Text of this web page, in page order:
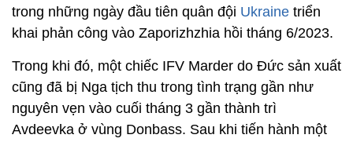
trong những ngày đầu tiên quân đội Ukraine triển
khai phản công vào Zaporizhzhia hồi tháng 6/2023.
Trong khi đó, một chiếc IFV Marder do Đức sản xuất
cũng đã bị Nga tịch thu trong tình trạng gần như
nguyên vẹn vào cuối tháng 3 gần thành trì
Avdeevka ở vùng Donbass. Sau khi tiến hành một